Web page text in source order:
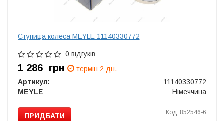
Ступица колеса MEYLE 11140330772
0 відгуків
1 286 грн
термін 2 дн.
Артикул:
11140330772
MEYLE
Німеччина
ПРИДБАТИ Код: 852546-6